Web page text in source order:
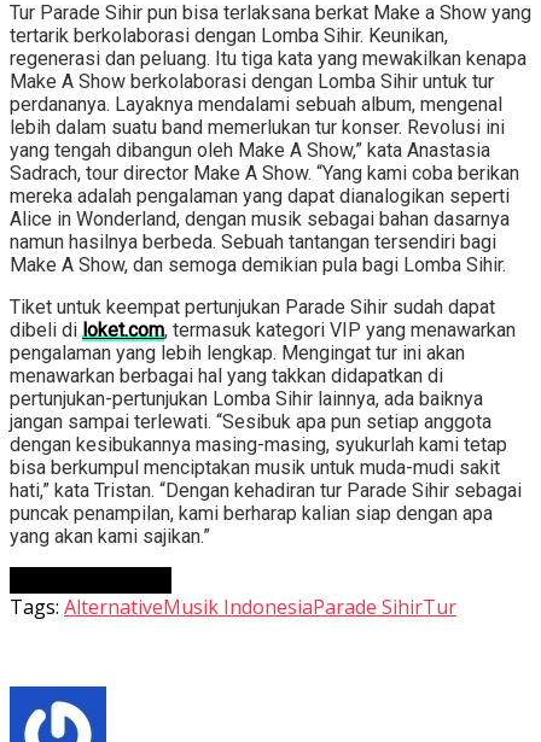
Tur Parade Sihir pun bisa terlaksana berkat Make a Show yang
tertarik berkolaborasi dengan Lomba Sihir. Keunikan,
regenerasi dan peluang. Itu tiga kata yang mewakilkan kenapa
Make A Show berkolaborasi dengan Lomba Sihir untuk tur
perdananya. Layaknya mendalami sebuah album, mengenal
lebih dalam suatu band memerlukan tur konser. Revolusi ini
yang tengah dibangun oleh Make A Show,” kata Anastasia
Sadrach, tour director Make A Show. “Yang kami coba berikan
mereka adalah pengalaman yang dapat dianalogikan seperti
Alice in Wonderland, dengan musik sebagai bahan dasarnya
namun hasilnya berbeda. Sebuah tantangan tersendiri bagi
Make A Show, dan semoga demikian pula bagi Lomba Sihir.
Tiket untuk keempat pertunjukan Parade Sihir sudah dapat
dibeli di loket.com, termasuk kategori VIP yang menawarkan
pengalaman yang lebih lengkap. Mengingat tur ini akan
menawarkan berbagai hal yang takkan didapatkan di
pertunjukan-pertunjukan Lomba Sihir lainnya, ada baiknya
jangan sampai terlewati. “Sesibuk apa pun setiap anggota
dengan kesibukannya masing-masing, syukurlah kami tetap
bisa berkumpul menciptakan musik untuk muda-mudi sakit
hati,” kata Tristan. “Dengan kehadiran tur Parade Sihir sebagai
puncak penampilan, kami berharap kalian siap dengan apa
yang akan kami sajikan.”
Tags: AlternativeMusik IndonesiaParade SihirTur